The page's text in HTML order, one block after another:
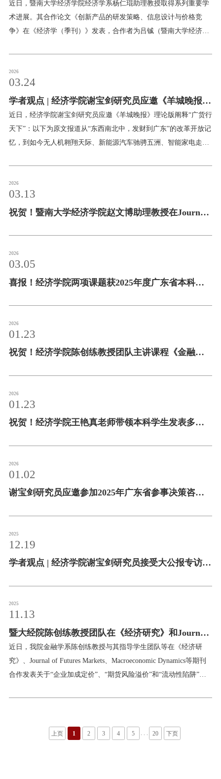
现，数字经济可以有效提升地区产业专业化水平。
学（季刊）》及国际权威期刊发表多项研究成果
近日，暨南大学经济学院经济学系杨仁琨助理教授取得系列重要学
术进展。其合作论文《创新产品的研发策略、信息设计与价格竞
争》在《经济学（季刊）》发表，合作者为吕铖（暨南大学经济学
2026
03.24
学者观点 | 经济学院谢宝剑研究员应邀《羊城晚报》
理论版阐释“广货行天下”
近日，经济学院谢宝剑研究员应邀《羊城晚报》理论版阐释“广货行
天下”：以下为原文报道从“东西南北中，发财到广东”的改革开放记
忆，到如今无人机翱翔天际、新能源汽车驰骋五洲、智能家电走进
市场空白；如今，广东的智能手机、无人机、新能源汽车等领跑全
球。广货的发展始终与中国制造业的跃迁同频共振，并且持续输
出“爆款”。“广货行天下”行动，不只是市场空间拓展，更是进一步
2026
03.13
祝贺！暨南大学经济学院赵文博助理教授在Journal
2026
03.05
喜报！经济学院两项课题获2025年度广东省本科高
2026
01.23
祝贺！经济学院陈创练教授团队主讲课程《金融风
2026
01.23
祝贺！经济学院王艳真老师带领本科学生发表多篇
2026
01.02
谢宝剑研究员应邀参加2025年广东省参事决策咨询
2025
12.19
学者观点 | 经济学院谢宝剑研究员接受大公报专访点
2025
11.13
暨大经院陈创练教授团队在《经济研究》和Journal
of Futures Markets等发表学术论文
近日，我院金融学系陈创练教授与其指导学生团队等在《经济研
究》、Journal of Futures Markets、Macroeconomic Dynamics等期刊
合作发表关于“企业加成定价”、“期货风险溢价”和“流动性陷阱”等
业加成定价》。 摘要：国家智能制造政策以及企业的智能制造转型
上页 1 2 3 4 5 . . . 20 下页